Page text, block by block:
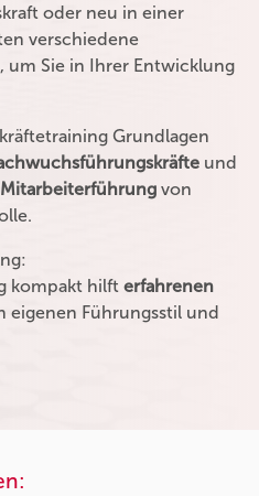
oder neu in einer
verschiedene
um Sie in Ihrer Entwicklung
Grundlagen
und
von
kompakt hilft erfahrenen
eigenen Führungsstil und